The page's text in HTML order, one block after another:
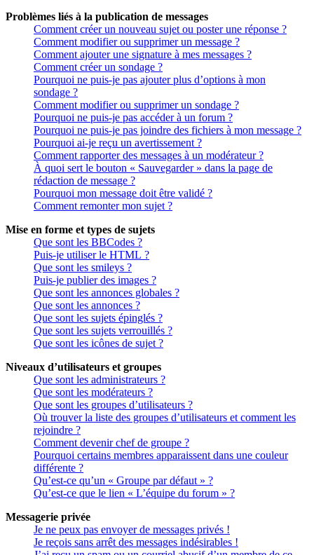
Problèmes liés à la publication de messages
Comment créer un nouveau sujet ou poster une réponse ?
Comment modifier ou supprimer un message ?
Comment ajouter une signature à mes messages ?
Comment créer un sondage ?
Pourquoi ne puis-je pas ajouter plus d’options à mon
sondage ?
Comment modifier ou supprimer un sondage ?
Pourquoi ne puis-je pas accéder à un forum ?
Pourquoi ne puis-je pas joindre des fichiers à mon message ?
Pourquoi ai-je reçu un avertissement ?
Comment rapporter des messages à un modérateur ?
À quoi sert le bouton « Sauvegarder » dans la page de
rédaction de message ?
Pourquoi mon message doit être validé ?
Comment remonter mon sujet ?
Mise en forme et types de sujets
Que sont les BBCodes ?
Puis-je utiliser le HTML ?
Que sont les smileys ?
Puis-je publier des images ?
Que sont les annonces globales ?
Que sont les annonces ?
Que sont les sujets épinglés ?
Que sont les sujets verrouillés ?
Que sont les icônes de sujet ?
Niveaux d’utilisateurs et groupes
Que sont les administrateurs ?
Que sont les modérateurs ?
Que sont les groupes d’utilisateurs ?
Où trouver la liste des groupes d’utilisateurs et comment les
rejoindre ?
Comment devenir chef de groupe ?
Pourquoi certains membres apparaissent dans une couleur
différente ?
Qu’est-ce qu’un « Groupe par défaut » ?
Qu’est-ce que le lien « L’équipe du forum » ?
Messagerie privée
Je ne peux pas envoyer de messages privés !
Je reçois sans arrêt des messages indésirables !